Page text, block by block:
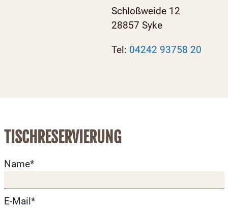
Schloßweide 12
28857 Syke
Tel: 04242 93758 20
TISCHRESERVIERUNG
Name*
E-Mail*